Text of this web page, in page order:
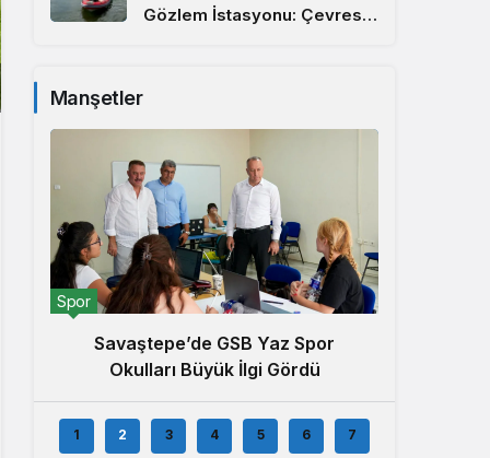
Gözlem İstasyonu: Çevresel
Manşetler
Spor
Savaştepe’de GSB Yaz Spor
Okulları Büyük İlgi Gördü
1 2 3 4 5 6 7